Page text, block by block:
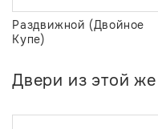
Раздвижной (Двойное
Купе)
Двери из этой